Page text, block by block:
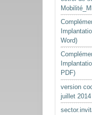
Word)
PDF)
version
juillet 2014